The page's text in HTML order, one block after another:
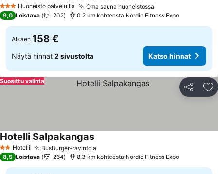
3 Tähtiluokitus
Huoneisto palveluilla Oma sauna huoneistossa
9,0 Loistava 202 0.2 km kohteesta Nordic Fitness Expo
Alkaen 158 €
Näytä hinnat 2 sivustolta Katso hinnat
Jaa
Suosittu valinta
2 Tähtiluokitus
Hotelli BusBurger-ravintola
Hotelli Salpakangas
8,5 Loistava 264 8.3 km kohteesta Nordic Fitness Expo